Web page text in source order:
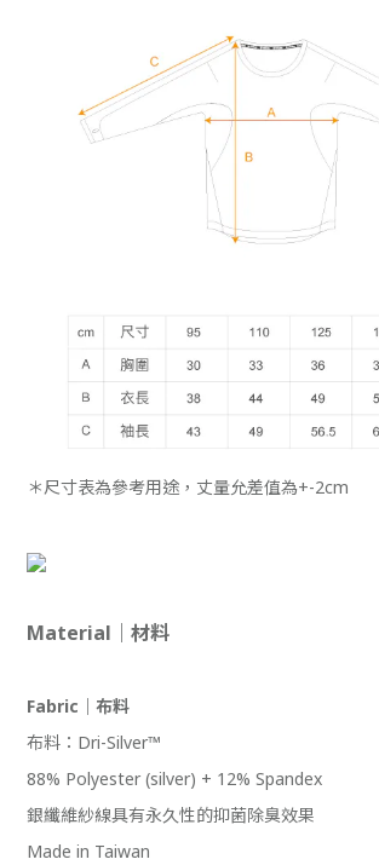
＊尺寸表為參考用途，丈量允差值為+-2cm
Material｜材料
Fabric｜布料
布料：Dri-Silver™
88% Polyester (silver) + 12% Spandex
銀纖維紗線具有永久性的抑菌除臭效果
Made in Taiwan